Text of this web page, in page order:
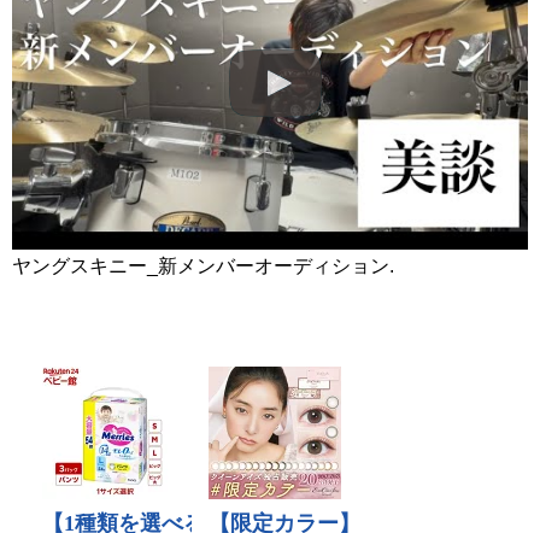
ヤングスキニー_新メンバーオーディション.